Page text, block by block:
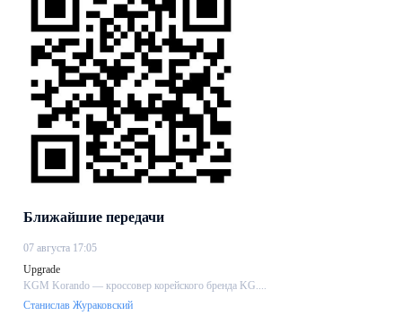
Ближайшие передачи
07 августа 17:05
Upgrade
KGM Korando — кроссовер корейского бренда KG....
Станислав Жураковский